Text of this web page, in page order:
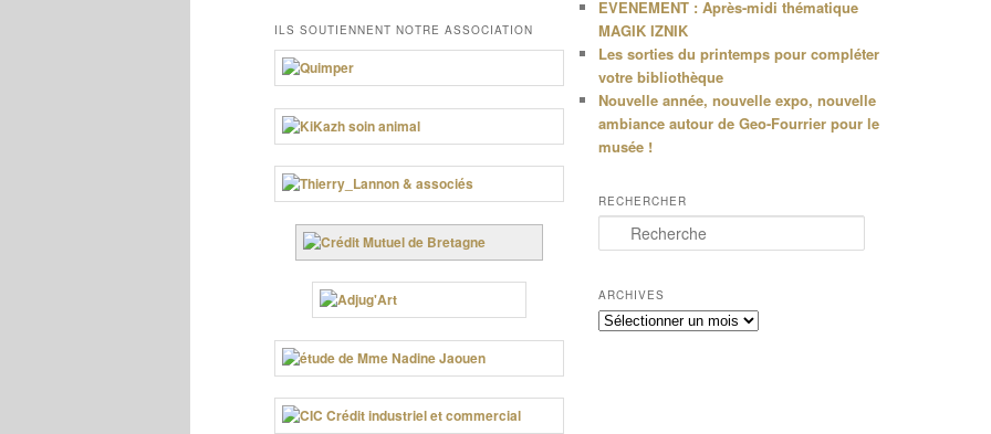
ILS SOUTIENNENT NOTRE ASSOCIATION
EVENEMENT : Après-midi thématique
MAGIK IZNIK
Les sorties du printemps pour compléter
votre bibliothèque
Nouvelle année, nouvelle expo, nouvelle
ambiance autour de Geo-Fourrier pour le
musée !
RECHERCHER
e
h
e
r
ARCHIVES
Archives